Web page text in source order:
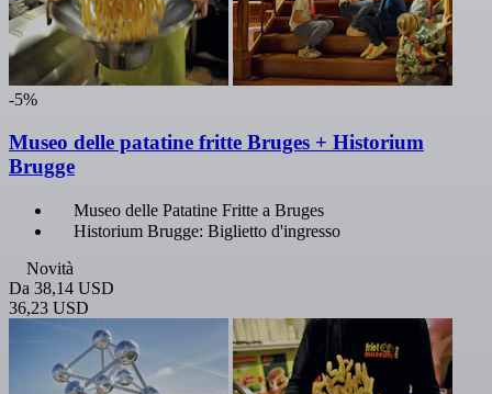
-5%
Museo delle patatine fritte Bruges + Historium
Brugge
Museo delle Patatine Fritte a Bruges
Historium Brugge: Biglietto d'ingresso
Novità
Da 38,14 USD
36,23 USD